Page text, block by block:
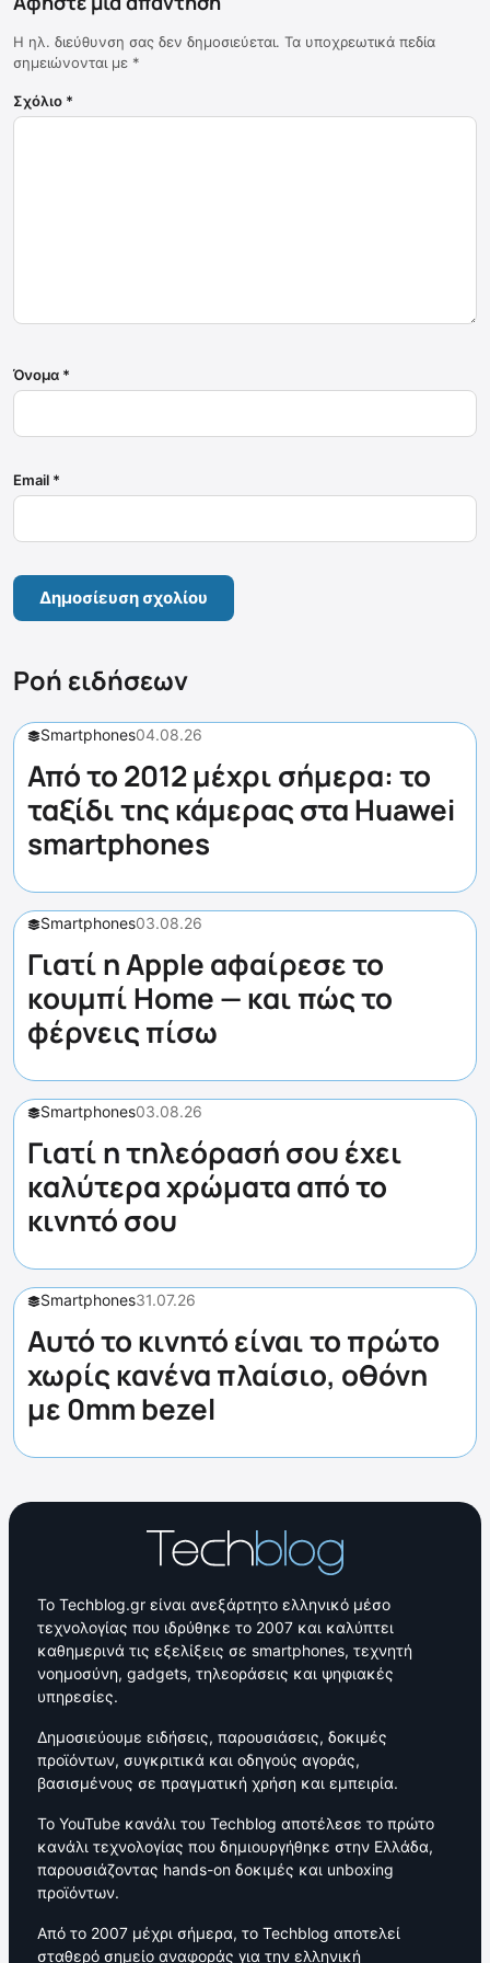
Η ηλ. διεύθυνση σας δεν δημοσιεύεται. Τα υποχρεωτικά πεδία
σημειώνονται με *
Σχόλιο *
Όνομα *
Email *
Ροή ειδήσεων
Smartphones04.08.26
Από το 2012 μέχρι σήμερα: το
ταξίδι της κάμερας στα Huawei
smartphones
Smartphones03.08.26
Γιατί η Apple αφαίρεσε το
κουμπί Home — και πώς το
φέρνεις πίσω
Smartphones03.08.26
Γιατί η τηλεόρασή σου έχει
καλύτερα χρώματα από το
κινητό σου
Smartphones31.07.26
Αυτό το κινητό είναι το πρώτο
χωρίς κανένα πλαίσιο, οθόνη
με 0mm bezel
Το Techblog.gr είναι ανεξάρτητο ελληνικό μέσο
τεχνολογίας που ιδρύθηκε το 2007 και καλύπτει
καθημερινά τις εξελίξεις σε smartphones, τεχνητή
νοημοσύνη, gadgets, τηλεοράσεις και ψηφιακές
υπηρεσίες.
Δημοσιεύουμε ειδήσεις, παρουσιάσεις, δοκιμές
προϊόντων, συγκριτικά και οδηγούς αγοράς,
βασισμένους σε πραγματική χρήση και εμπειρία.
Το YouTube κανάλι του Techblog αποτέλεσε το πρώτο
κανάλι τεχνολογίας που δημιουργήθηκε στην Ελλάδα,
παρουσιάζοντας hands-on δοκιμές και unboxing
προϊόντων.
Από το 2007 μέχρι σήμερα, το Techblog αποτελεί
σταθερό σημείο αναφοράς για την ελληνική